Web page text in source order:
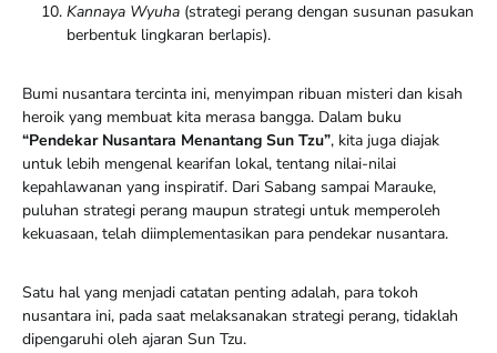
Kannaya Wyuha (strategi perang dengan susunan pasukan
berbentuk lingkaran berlapis).
Bumi nusantara tercinta ini, menyimpan ribuan misteri dan kisah
heroik yang membuat kita merasa bangga. Dalam buku
“Pendekar Nusantara Menantang Sun Tzu”, kita juga diajak
untuk lebih mengenal kearifan lokal, tentang nilai-nilai
kepahlawanan yang inspiratif. Dari Sabang sampai Marauke,
puluhan strategi perang maupun strategi untuk memperoleh
kekuasaan, telah diimplementasikan para pendekar nusantara.
Satu hal yang menjadi catatan penting adalah, para tokoh
nusantara ini, pada saat melaksanakan strategi perang, tidaklah
dipengaruhi oleh ajaran Sun Tzu.